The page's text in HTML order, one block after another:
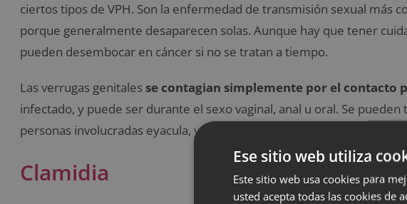
ciertos tipos de VPH. Son la enfermedad de transmisión sexual más
porque generalmente desaparecen solas. Aunque hay que tener
pueden desembocar en cáncer si no se tratan a tiempo.
Las verrugas genitales se contagian simplemente por el contacto
infectado, y puede ser durante el sexo vaginal, anal u oral. Se
personas involucradas eyacula, y no es necesaria la penetración para
Clamidia
Ese sitio web utiliza
Este sitio web usa cookies para
usted acepta todas las cookies de